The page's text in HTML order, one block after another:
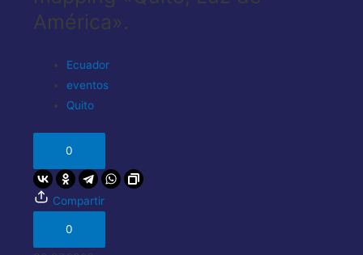
América».
Ecuador
eventos
Quito
0
Compartir
0